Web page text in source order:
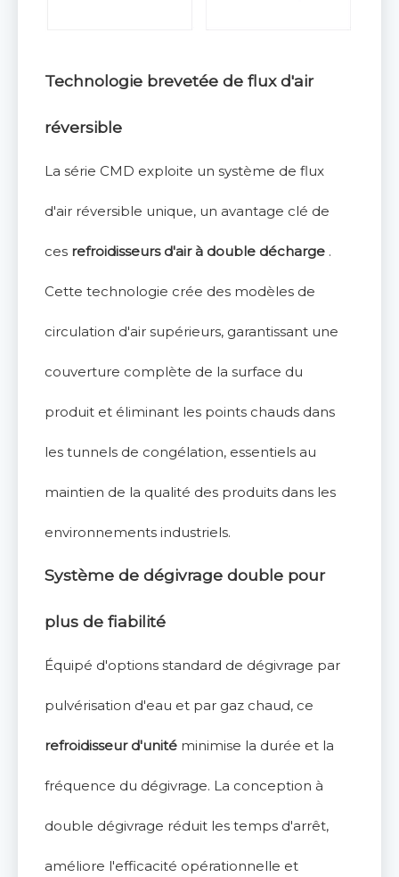
Technologie brevetée de flux d'air
réversible
La série CMD exploite un système de flux
d'air réversible unique, un avantage clé de
ces refroidisseurs d'air à double décharge .
Cette technologie crée des modèles de
circulation d'air supérieurs, garantissant une
couverture complète de la surface du
produit et éliminant les points chauds dans
les tunnels de congélation, essentiels au
maintien de la qualité des produits dans les
environnements industriels.
Système de dégivrage double pour
plus de fiabilité
Équipé d'options standard de dégivrage par
pulvérisation d'eau et par gaz chaud, ce
refroidisseur d'unité minimise la durée et la
fréquence du dégivrage. La conception à
double dégivrage réduit les temps d'arrêt,
améliore l'efficacité opérationnelle et